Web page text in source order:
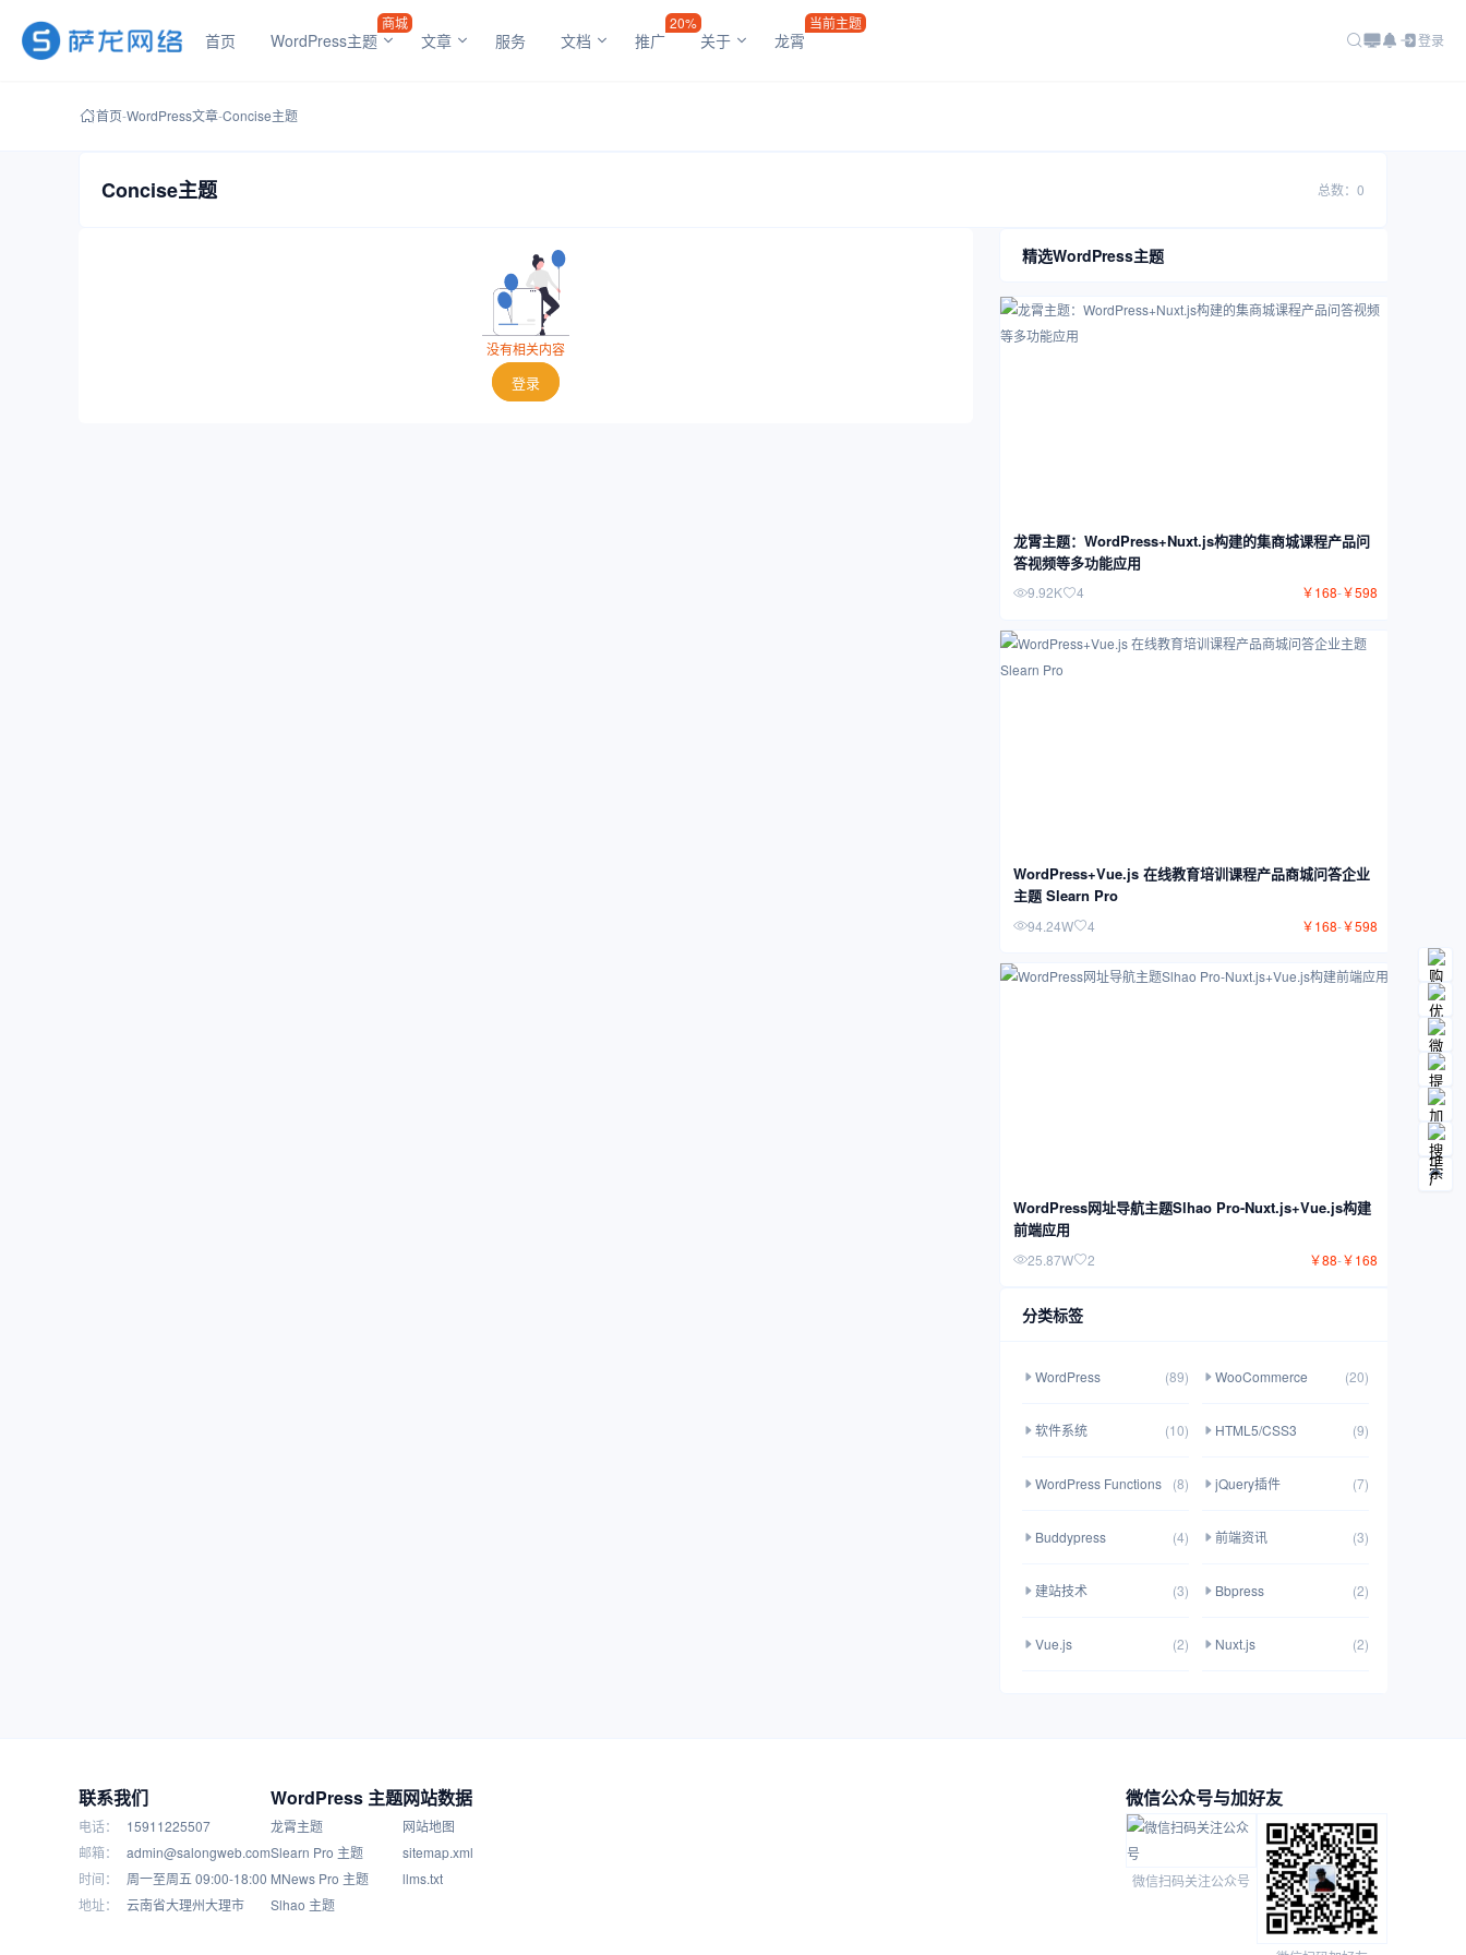
首页 WordPress主题
商城
文章 服务 文档 推广
20%
关于 龙霄
当前主题
登录
首页-WordPress文章-Concise主题
Concise主题 总数：0
没有相关内容
登录
精选WordPress主题
龙霄主题：WordPress+Nuxt.js构建的集商城课程产品问
答视频等多功能应用
9.92K 4 ￥168-￥598
WordPress+Vue.js 在线教育培训课程产品商城问答企业
主题 Slearn Pro
94.24W 4 ￥168-￥598
WordPress网址导航主题Slhao Pro-Nuxt.js+Vue.js构建
前端应用
25.87W 2 ￥88-￥168
分类标签
WordPress (89) WooCommerce (20)
软件系统 (10) HTML5/CSS3 (9)
WordPress Functions (8) jQuery插件 (7)
Buddypress (4) 前端资讯 (3)
建站技术 (3) Bbpress (2)
Vue.js (2) Nuxt.js (2)
联系我们
电话：
15911225507
邮箱：
admin@salongweb.com
时间：
周一至周五 09:00-18:00
地址：
云南省大理州大理市
WordPress 主题
龙霄主题
Slearn Pro 主题
MNews Pro 主题
Slhao 主题
网站数据
网站地图
sitemap.xml
llms.txt
微信公众号与加好友
微信扫码关注公众号